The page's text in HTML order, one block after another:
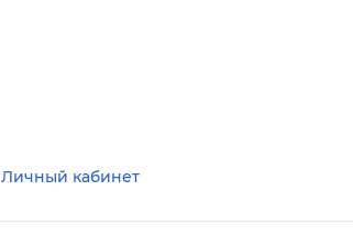
Личный кабинет